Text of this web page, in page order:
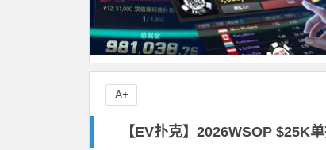
【EV扑克】2026WSOP $25K
A+